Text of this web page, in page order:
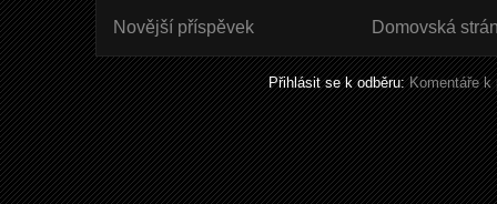
Novější příspěvek Domovská
Přihlásit se k odběru:Komentáře